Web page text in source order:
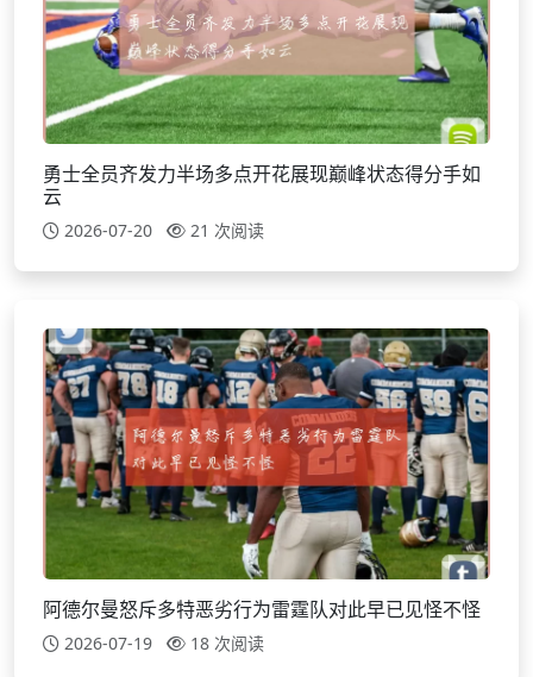
勇士全员齐发力半场多点开花展现巅峰状态得分手如
云
2026-07-20 21 次阅读
阿德尔曼怒斥多特恶劣行为雷霆队对此早已见怪不怪
2026-07-19 18 次阅读